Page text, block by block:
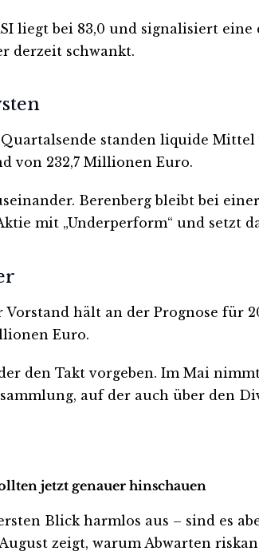
liegt bei 83,0 und signalisiert
derzeit schwankt.
standen liquide
von 232,7 Millionen Euro.
Berenberg bleibt bei
mit „Underperform“ und setzt
hält an der Prognose für
Euro.
den Takt vorgeben. Im Mai
auf der auch über den
jetzt genauer hinschauen
Blick harmlos aus – sind es
zeigt, warum Abwarten